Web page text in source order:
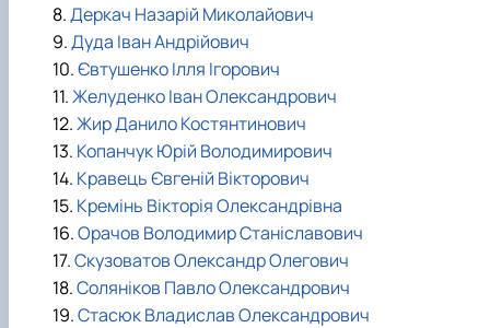
8.Деркач Назарій Миколайович
9.Дуда Іван Андрійович
10.Євтушенко Ілля Ігорович
11.Желуденко Іван Олександрович
12.Жир Данило Костянтинович
13. Копанчук Юрій Володимирович
14. Кравець Євгеній Вікторович
15. Кремінь Вікторія Олександрівна
16.Орачов Володимир Станіславович
17.Скузоватов Олександр Олегович
18.Соляніков Павло Олександрович
19.Стасюк Владислав Олександрович